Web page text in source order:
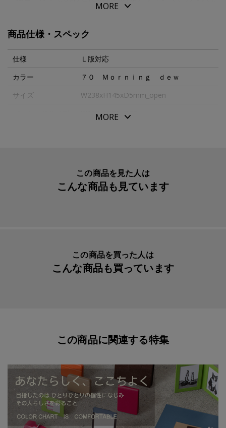
華やかでエレガントな印象へ導きます。
お部屋のインテリアとして、オフィスの机上のアクセント
として、様々な空間に彩りをそえる本革製フォトフレー
ム。
２つ折りになるので旅行や出張先にも携帯でき、お気に入
りの写真をいつでも身近に飾ることができます。
MORE
商品仕様・スペック
仕様
Ｌ版対応
カラー
７０ Ｍｏｒｎｉｎｇ ｄｅｗ
サイズ
W238xH145xD5mm_open
W162xH125xD22mm
日本
１個
MORE
この商品を見た人は
こんな商品も見ています
この商品を買った人は
こんな商品も買っています
この商品に関連する特集